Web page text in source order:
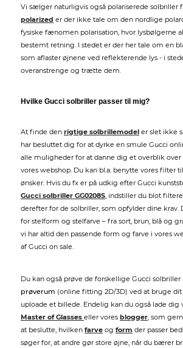
Vi sælger naturligvis også polariserede solbriller
polarized er der ikke tale om den nordlige
fysiske fænomen polarisation, hvor lysbølgerne
bestemt retning. I stedet er der her tale om en
som aflaster øjnene ved reflekterende lys - i
overanstrenge og trætte dem.
Hvilke Gucci solbriller passer til mig?
At finde den rigtige solbrillemodel er slet ikke
har besluttet dig for at dyrke en smule Gucci
alle muligheder for at danne dig et overblik over
vores webshop. Du kan bl.a. benytte vores filter
ønsker. Hvis du fx er på udkig efter Gucci
Gucci solbriller GG0208S, indstiller du blot
derefter for de solbriller, som opfylder dine
for stelform og stelfarve – fra sort, brun, blå og
vi har altid den passende form og farve i vores
af Gucci on sale.
Du kan også prøve de forskellige Gucci solbriller
prøverum (online fitting 2D/3D) ved at bruge
uploade et billede. Endelig kan du også lade dig
Master of Glasses eller vores blogger, som
at beslutte, hvilken farve og form der passer
søger for, at andre gør store øjne, når du bærer